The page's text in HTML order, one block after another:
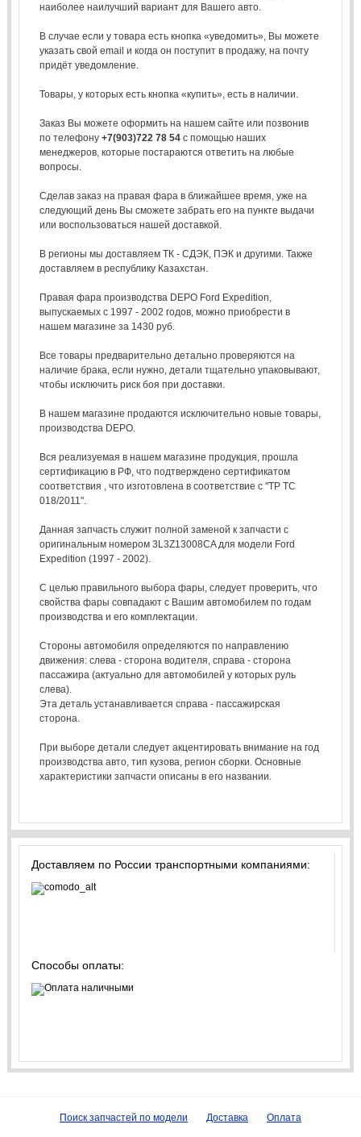
наиболее наилучший вариант для Вашего авто.
В случае если у товара есть кнопка «уведомить», Вы можете
указать свой email и когда он поступит в продажу, на почту
придёт уведомление.
Товары, у которых есть кнопка «купить», есть в наличии.
Заказ Вы можете оформить на нашем сайте или позвонив
по телефону +7(903)722 78 54с помощью наших
менеджеров, которые постараются ответить на любые
вопросы.
Сделав заказ на правая фара в ближайшее время, уже на
следующий день Вы сможете забрать его на пункте выдачи
или воспользоваться нашей доставкой.
В регионы мы доставляем ТК - СДЭК, ПЭК и другими. Также
доставляем в республику Казахстан.
Правая фара производства DEPO Ford Expedition,
выпускаемых с 1997 - 2002 годов, можно приобрести в
нашем магазине за 1430 руб.
Все товары предварительно детально проверяются на
наличие брака, если нужно, детали тщательно упаковывают,
чтобы исключить риск боя при доставки.
В нашем магазине продаются исключительно новые товары,
производства DEPO.
Вся реализуемая в нашем магазине продукция, прошла
сертификацию в РФ, что подтверждено сертификатом
соответствия , что изготовлена в соответствие с "ТР ТС
018/2011".
Данная запчасть служит полной заменой к запчасти с
оригинальным номером 3L3Z13008CA для модели Ford
Expedition (1997 - 2002).
С целью правильного выбора фары, следует проверить, что
свойства фары совпадают с Вашим автомобилем по годам
производства и его комплектации.
Стороны автомобиля определяются по направлению
движения: слева - сторона водителя, справа - сторона
пассажира (актуально для автомобилей у которых руль
слева).
Эта деталь устанавливается справа - пассажирская
сторона.
При выборе детали следует акцентировать внимание на год
производства авто, тип кузова, регион сборки. Основные
характеристики запчасти описаны в его названии.
Доставляем по России транспортными компаниями:
Способы оплаты:
Поиск запчастей по модели Доставка Оплата